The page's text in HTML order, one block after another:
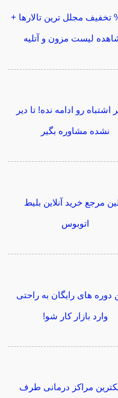
50% تخفیف مجلل ترین تالارها +
لیست مزون و آتلیه
اشتباه رو ادامه نده! تا دیر
نشده مشاوره بگیر
مرجع خرید آنلاین بلیط
اتوبوس
دوره های رایگان به راحتی
وارد بازار کار شو!
مراکز درمانی طرف